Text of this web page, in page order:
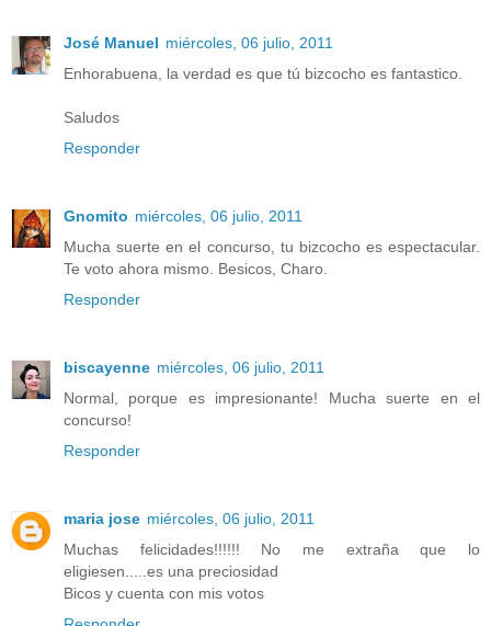
José Manuel miércoles, 06 julio, 2011
Enhorabuena, la verdad es que tú bizcocho es fantastico.
Saludos
Responder
Gnomito miércoles, 06 julio, 2011
Mucha suerte en el concurso, tu bizcocho es espectacular.
Te voto ahora mismo. Besicos, Charo.
Responder
biscayenne miércoles, 06 julio, 2011
Normal, porque es impresionante! Mucha suerte en el
concurso!
Responder
maria jose miércoles, 06 julio, 2011
Muchas felicidades!!!!!! No me extraña que lo
eligiesen.....es una preciosidad
Bicos y cuenta con mis votos